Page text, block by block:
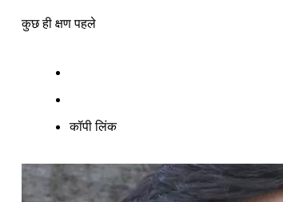
कुछ ही क्षण पहले
कॉपी लिंक